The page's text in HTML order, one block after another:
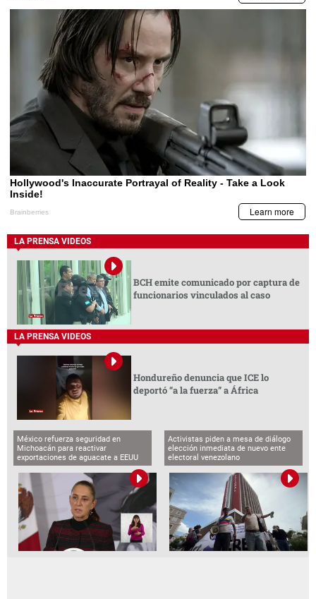
LA PRENSA VIDEOS
BCH emite comunicado por captura de
funcionarios vinculados al caso
LA PRENSA VIDEOS
Hondureño denuncia que ICE lo
deportó “a la fuerza” a África
México refuerza seguridad en
Michoacán para reactivar
exportaciones de aguacate a EEUU
Activistas piden a mesa de diálogo
elección inmediata de nuevo ente
electoral venezolano